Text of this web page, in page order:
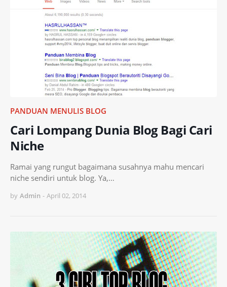
PANDUAN MENULIS BLOG
Cari Lompang Dunia Blog Bagi Cari
Niche
Ramai yang rungut bagaimana susahnya mahu mencari
niche sendiri untuk blog. Ya,…
by Admin - April 02, 2014